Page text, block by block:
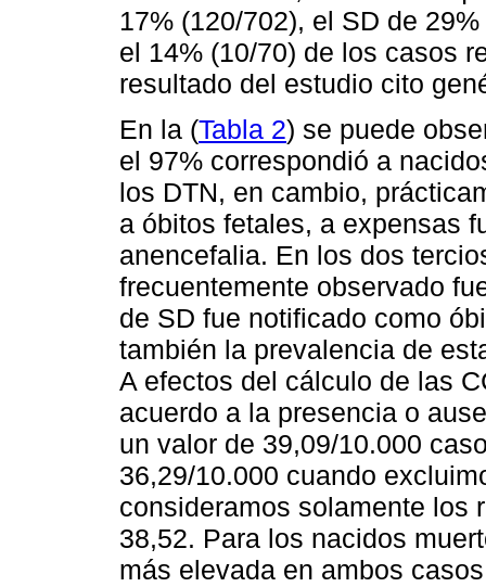
17% (120/702), el SD de
el 14% (10/70) de los casos
resultado del estudio cito
En la (Tabla 2) se puede
el 97% correspondió a
los DTN, en cambio,
a óbitos fetales, a expensas
anencefalia. En los dos
frecuentemente observado
de SD fue notificado como
también la prevalencia de
A efectos del cálculo de las
acuerdo a la presencia o
un valor de 39,09/10.000
36,29/10.000 cuando
consideramos solamente los
38,52. Para los nacidos
más elevada en ambos